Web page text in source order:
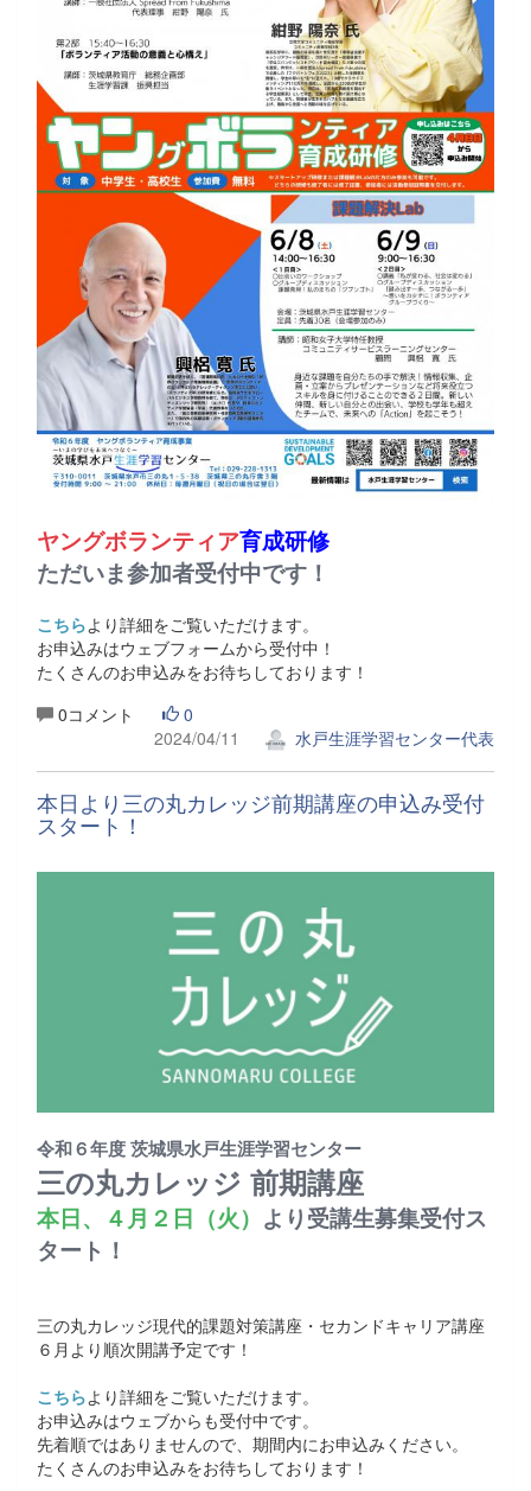
ヤングボランティア育成研修
ただいま参加者受付中です！
こちらより詳細をご覧いただけます。
お申込みはウェブフォームから受付中！
たくさんのお申込みをお待ちしております！
0コメント
0
2024/04/11
水戸生涯学習センター代表
本日より三の丸カレッジ前期講座の申込み受付
スタート！
令和６年度 茨城県水戸生涯学習センター
三の丸カレッジ 前期講座
本日、４月２日（火） より受講生募集受付ス
タート！
三の丸カレッジ現代的課題対策講座・セカンドキャリア講座
６月より順次開講予定です！
こちらより詳細をご覧いただけます。
お申込みはウェブからも受付中です。
先着順ではありませんので、期間内にお申込みください。
たくさんのお申込みをお待ちしております！